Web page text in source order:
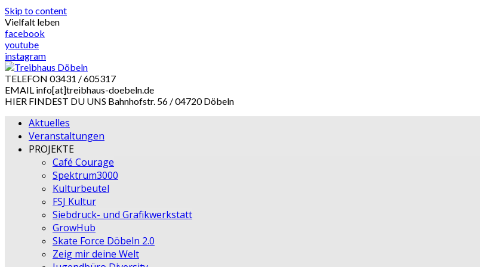
Skip to content
Vielfalt leben
facebook
youtube
instagram
TELEFON 03431 / 605317
EMAIL info[at]treibhaus-doebeln.de
HIER FINDEST DU UNS Bahnhofstr. 56 / 04720 Döbeln
Aktuelles
Veranstaltungen
PROJEKTE
Café Courage
Spektrum3000
Kulturbeutel
FSJ Kultur
Siebdruck- und Grafikwerkstatt
GrowHub
Skate Force Döbeln 2.0
Zeig mir deine Welt